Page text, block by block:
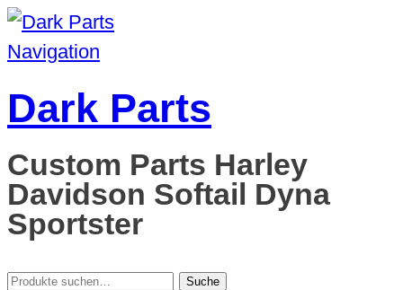
Navigation
Dark Parts
Custom Parts Harley
Davidson Softail Dyna
Sportster
Suche
Suche